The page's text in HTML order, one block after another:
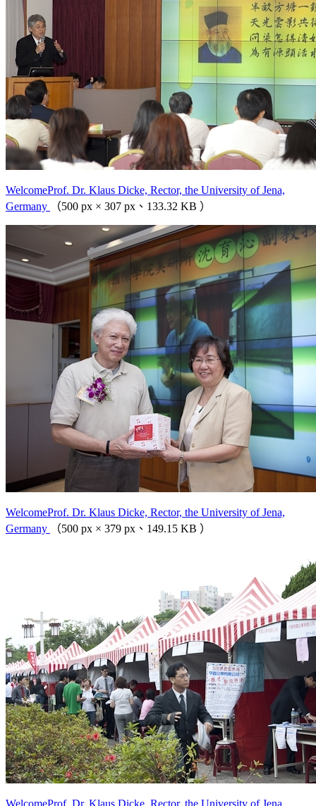
WelcomeProf. Dr. Klaus Dicke, Rector, the University of Jena,
Germany
（500 px × 307 px、133.32 KB ）
WelcomeProf. Dr. Klaus Dicke, Rector, the University of Jena,
Germany
（500 px × 379 px、149.15 KB ）
WelcomeProf. Dr. Klaus Dicke, Rector, the University of Jena,